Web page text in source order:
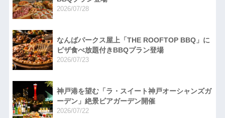
2026/07/28
なんばパークス屋上「THE ROOFTOP BBQ」に
ピザ食べ放題付きBBQプラン登場
2026/07/23
神戸港を望む「ラ・スイート神戸オーシャンズガ
ーデン」絶景ビアガーデン開催
2026/07/22